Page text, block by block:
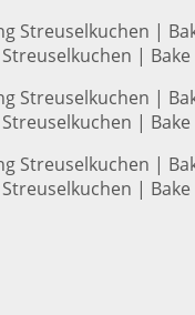
|
|
|